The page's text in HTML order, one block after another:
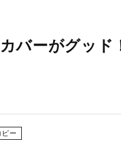
バーがグッド
ー